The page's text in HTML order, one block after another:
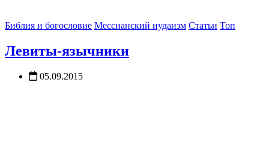
Библия и богословие Мессианский иудаизм Статьи Топ
Левиты-язычники
05.09.2015